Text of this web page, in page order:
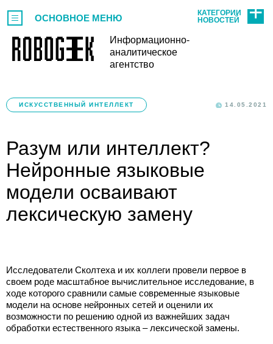
Информационно-
аналитическое
агентство
ОСНОВНОЕ МЕНЮ
КАТЕГОРИИ
НОВОСТЕЙ
ИСКУССТВЕННЫЙ ИНТЕЛЛЕКТ 14.05.2021
Разум или интеллект?
Нейронные языковые
модели осваивают
лексическую замену
Исследователи Сколтеха и их коллеги провели первое в
своем роде масштабное вычислительное исследование, в
ходе которого сравнили самые современные языковые
модели на основе нейронных сетей и оценили их
возможности по решению одной из важнейших задач
обработки естественного языка – лексической замены.